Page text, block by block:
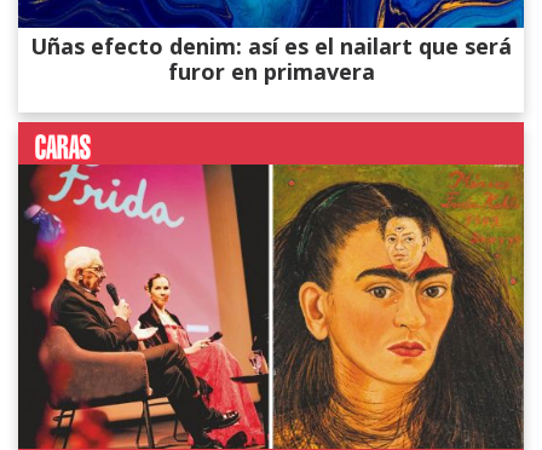
Uñas efecto denim: así es el nailart que será
furor en primavera